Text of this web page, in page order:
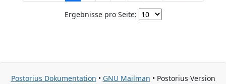
Ergebnisse pro Seite:
Postorius Dokumentation • GNU Mailman • Postorius Version